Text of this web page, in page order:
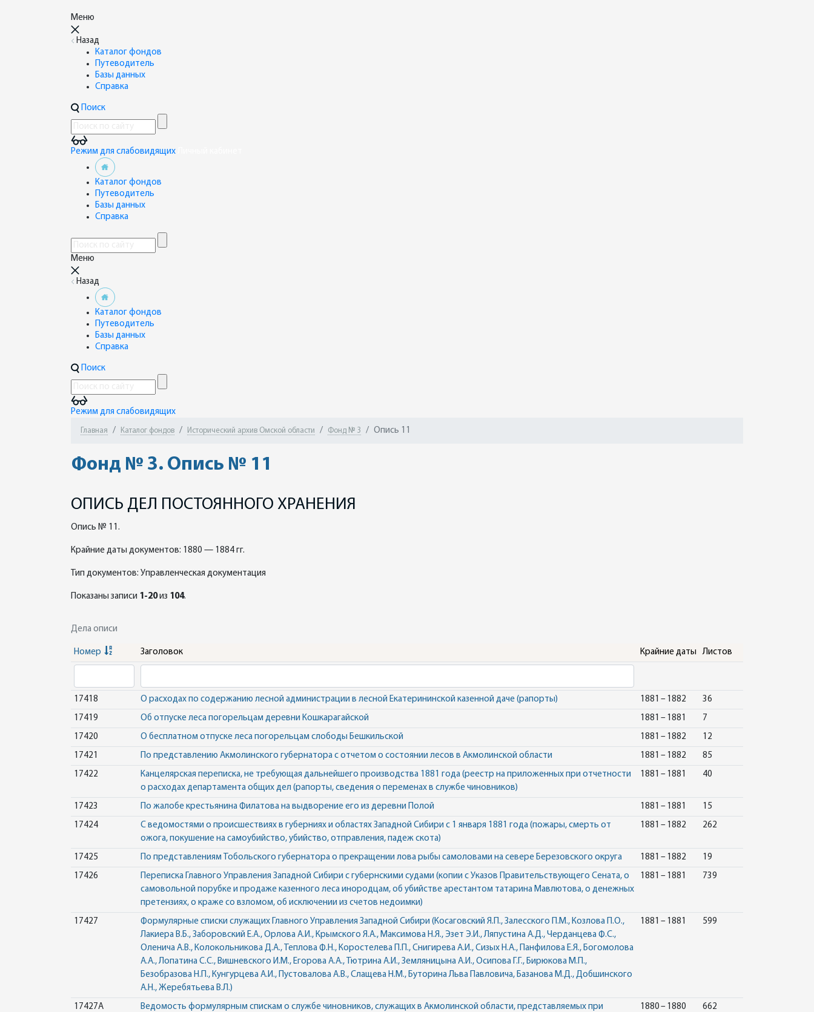
Меню
Назад
Каталог фондов
Путеводитель
Базы данных
Справка
Поиск
Режим для слабовидящих
Каталог фондов
Путеводитель
Базы данных
Справка
Меню
Назад
Каталог фондов
Путеводитель
Базы данных
Справка
Поиск
Режим для слабовидящих
Главная Каталог фондов Исторический архив Омской области Фонд № 3 Опись 11
Фонд № 3. Опись № 11
ОПИСЬ ДЕЛ ПОСТОЯННОГО ХРАНЕНИЯ
Опись № 11.
Крайние даты документов: 1880 — 1884 гг.
Тип документов: Управленческая документация
Показаны записи 1-20из 104.
Дела описи
Номер Заголовок Крайние даты Листов
17418 О расходах по содержанию лесной администрации в лесной Екатерининской казенной даче (рапорты) 1881 – 1882 36
17419 Об отпуске леса погорельцам деревни Кошкарагайской 1881 – 1881 7
17420 О бесплатном отпуске леса погорельцам слободы Бешкильской 1881 – 1882 12
17421 По представлению Акмолинского губернатора с отчетом о состоянии лесов в Акмолинской области 1881 – 1882 85
17422
Канцелярская переписка, не требующая дальнейшего производства 1881 года (реестр на приложенных при отчетности
о расходах департамента общих дел (рапорты, сведения о переменах в службе чиновников)
1881 – 1881 40
17423 По жалобе крестьянина Филатова на выдворение его из деревни Полой 1881 – 1881 15
17424
С ведомостями о происшествиях в губерниях и областях Западной Сибири с 1 января 1881 года (пожары, смерть от
ожога, покушение на самоубийство, убийство, отправления, падеж скота)
1881 – 1882 262
17425 По представлениям Тобольского губернатора о прекращении лова рыбы самоловами на севере Березовского округа 1881 – 1882 19
17426
Переписка Главного Управления Западной Сибири с губернскими судами (копии с Указов Правительствующего Сената, о
самовольной порубке и продаже казенного леса инородцам, об убийстве арестантом татарина Мавлютова, о денежных
претензиях, о краже со взломом, об исключении из счетов недоимки)
1881 – 1881 739
17427
Формулярные списки служащих Главного Управления Западной Сибири (Косаговский Я.П., Залесского П.М., Козлова П.О.,
Лакиера В.Б., Заборовский Е.А., Орлова А.И., Крымского Я.А., Максимова Н.Я., Эзет Э.И., Ляпустина А.Д., Черданцева Ф.С.,
Оленича А.В., Колокольникова Д.А., Теплова Ф.Н., Коростелева П.П., Снигирева А.И., Сизых Н.А., Панфилова Е.Я., Богомолова
А.А., Лопатина С.С., Вишневского И.М., Егорова А.А., Тютрина А.И., Земляницына А.И., Осипова Г.Г., Бирюкова М.П.,
Безобразова Н.П., Кунгурцева А.И., Пустовалова А.В., Слащева Н.М., Буторина Льва Павловича, Базанова М.Д., Добшинского
А.Н., Жеребятьева В.Л.)
1881 – 1881 599
17427А
Ведомость формулярным спискам о службе чиновников, служащих в Акмолинской области, представляемых при
1880 – 1880 662